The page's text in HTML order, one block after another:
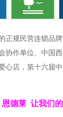
正规民营连锁品
协作单位、中国
店，第十六届
恩德莱 让我们